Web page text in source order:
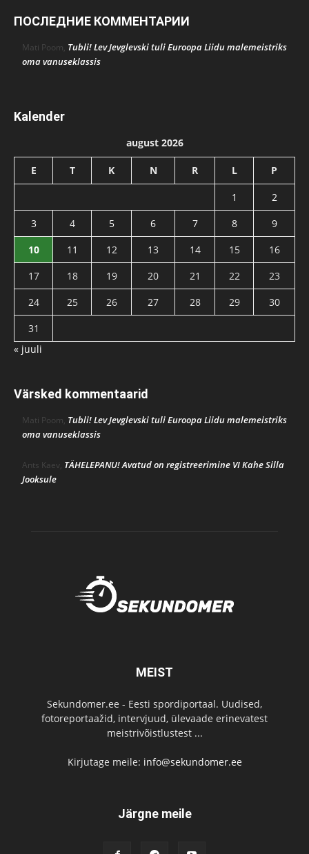
ПОСЛЕДНИЕ КОММЕНТАРИИ
Mati Poom, Tubli! Lev Jevglevski tuli Euroopa Liidu malemeistriks
oma vanuseklassis
Kalender
august 2026
E T K N R L P
1
2
3
4 5 6 7 8
9
10
11 12 13 14 15
16
17
18 19 20 21 22
23
24
25 26 27 28 29
30
31
« juuli
Värsked kommentaarid
Mati Poom, Tubli! Lev Jevglevski tuli Euroopa Liidu malemeistriks
oma vanuseklassis
Ants Kaev, TÄHELEPANU! Avatud on registreerimine VI Kahe Silla
Jooksule
MEIST
Sekundomer.ee - Eesti spordiportaal. Uudised,
fotoreportaažid, intervjuud, ülevaade erinevatest
meistrivõistlustest ...
Kirjutage meile: info@sekundomer.ee
Järgne meile